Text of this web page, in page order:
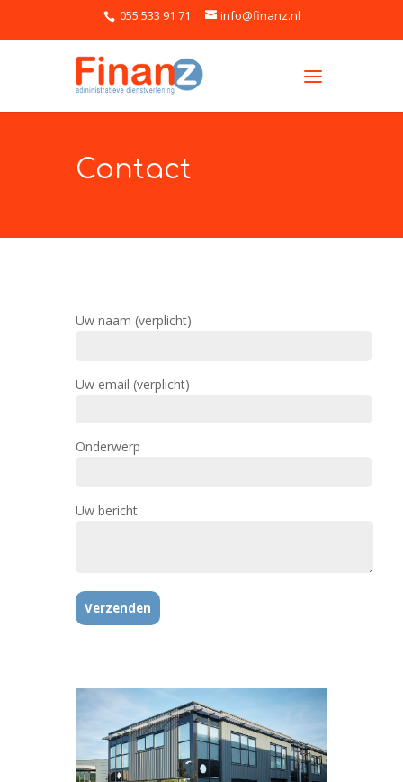
055 533 91 71 info@finanz.nl
Contact
Uw naam (verplicht)
Uw email (verplicht)
Onderwerp
Uw bericht